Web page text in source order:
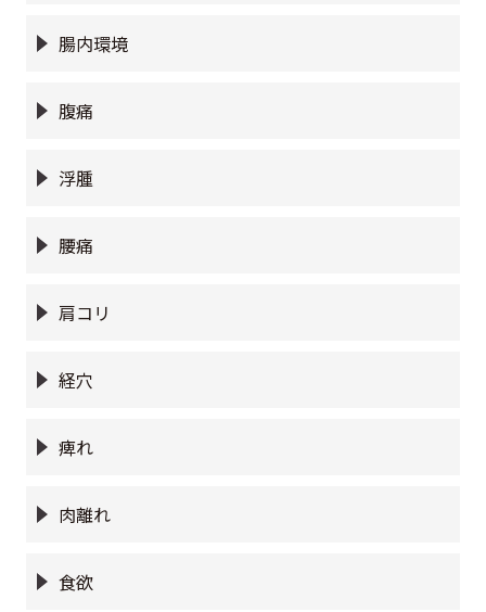
腸内環境
腹痛
浮腫
腰痛
肩コリ
経穴
痺れ
肉離れ
食欲